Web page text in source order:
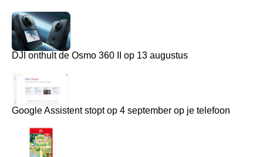
DJI onthult de Osmo 360 II op 13 augustus
Google Assistent stopt op 4 september op je telefoon